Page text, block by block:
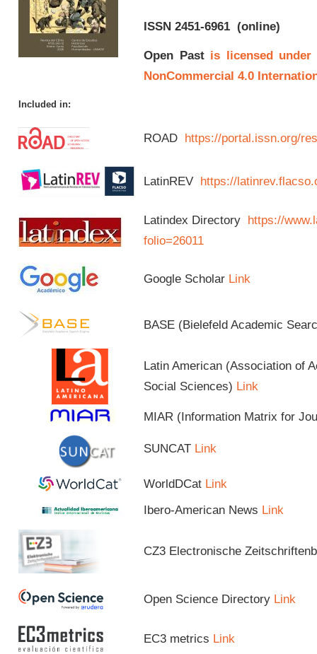
ISSN 2451-6961(online)
Open Past is licensed under
NonCommercial 4.0
Included in:
ROAD https://portal.issn.org/
LatinREV https://
Latindex Directory https://
folio=26011
Google Scholar Link
BASE (Bielefeld Academic
Latin American (Association of
Social Sciences) Link
MIAR (Information Matrix for
SUNCAT Link
WorldDCat Link
Ibero-American News Link
CZ3 Electronische
Open Science Directory Link
EC3 metrics Link